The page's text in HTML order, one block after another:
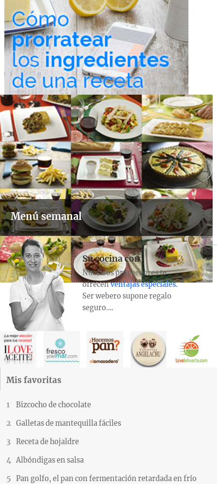
Menú semanal
Su cocina con
Nuestros proveedores te
ofrecenventajas especiales.
Ser webero supone regalo
seguro….
Mis favoritas
Bizcocho de chocolate
Galletas de mantequilla fáciles
Receta de hojaldre
Albóndigas en salsa
Pan golfo, el pan con fermentación retardada en frío